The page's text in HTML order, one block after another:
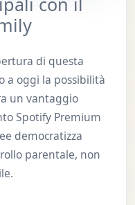
di questa
a oggi la possibilità
un vantaggio
Spotify Premium
democratizza
parentale, non